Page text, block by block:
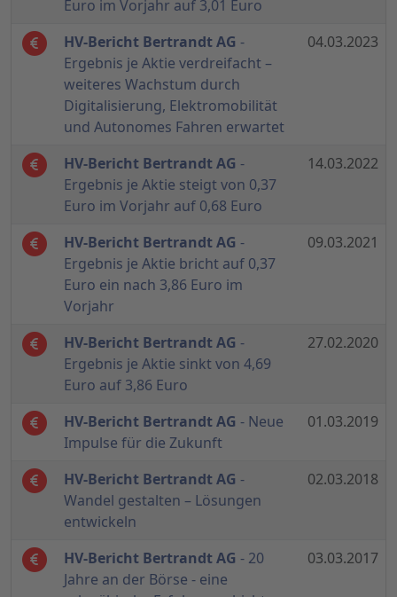
Euro im Vorjahr auf 3,01 Euro
HV-Bericht Bertrandt AG -
Ergebnis je Aktie verdreifacht –
weiteres Wachstum durch
Digitalisierung, Elektromobilität
und Autonomes Fahren erwartet
04.03.2023
HV-Bericht Bertrandt AG -
Ergebnis je Aktie steigt von 0,37
Euro im Vorjahr auf 0,68 Euro
14.03.2022
HV-Bericht Bertrandt AG -
Ergebnis je Aktie bricht auf 0,37
Euro ein nach 3,86 Euro im
Vorjahr
09.03.2021
HV-Bericht Bertrandt AG -
Ergebnis je Aktie sinkt von 4,69
Euro auf 3,86 Euro
27.02.2020
HV-Bericht Bertrandt AG - Neue
Impulse für die Zukunft
01.03.2019
HV-Bericht Bertrandt AG -
Wandel gestalten – Lösungen
entwickeln
02.03.2018
HV-Bericht Bertrandt AG - 20
Jahre an der Börse - eine
03.03.2017